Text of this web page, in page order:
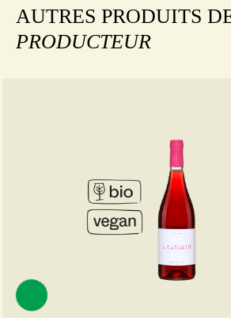
AUTRES PRODUITS
PRODUCTEUR